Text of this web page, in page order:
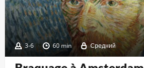
3-6 60 min Средний